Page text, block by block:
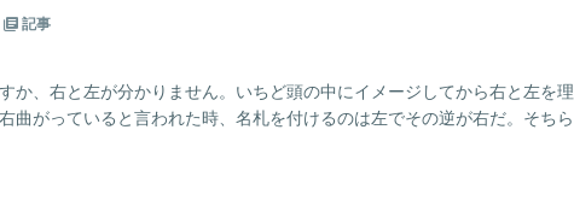
記事
か、右と左が分かりません。いちど頭の中にイメージしてから右と左を理
曲がっていると言われた時、名札を付けるのは左でその逆が右だ。そちら